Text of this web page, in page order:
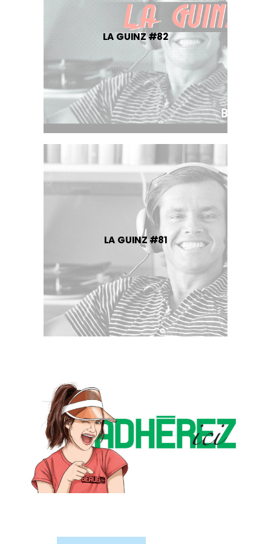
LA GUINZ #82
LA GUINZ #81